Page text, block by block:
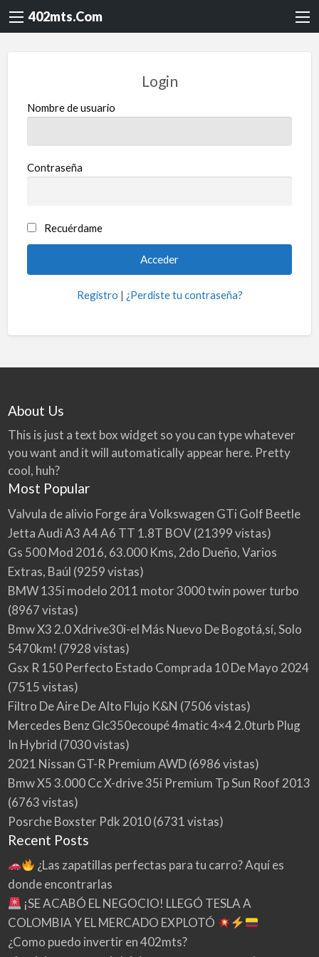
402mts.Com
Login
Nombre de usuario
Contraseña
Recuérdame
Registro | ¿Perdiste tu contraseña?
About Us
This is just a text box widget so you can type whatever
you want and it will automatically appear here. Pretty
cool, huh?
Most Popular
Valvula de alivio Forge ára Volkswagen GTi Golf Beetle
Jetta Audi A3 A4 A6 TT 1.8T BOV(21399 vistas)
Gs 500 Mod 2016, 63.000 Kms, 2do Dueño, Varios
Extras, Baúl (9259 vistas)
BMW 135i modelo 2011 motor 3000 twin power turbo
(8967 vistas)
Bmw X3 2.0 Xdrive30i-el Más Nuevo De Bogotá,sí, Solo
5470km! (7928 vistas)
Gsx R 150 Perfecto Estado Comprada 10 De Mayo 2024
(7515 vistas)
Filtro De Aire De Alto Flujo K&N (7506 vistas)
Mercedes Benz Glc350ecoupé 4matic 4×4 2.0turb Plug
In Hybrid (7030 vistas)
2021 Nissan GT-R Premium AWD(6986 vistas)
Bmw X5 3.000 Cc X-drive 35i Premium Tp Sun Roof 2013
(6763 vistas)
Posrche Boxster Pdk 2010(6731 vistas)
Recent Posts
¿Las zapatillas perfectas para tu carro? Aquí es
donde encontrarlas
¡SE ACABÓ EL NEGOCIO! LLEGÓ TESLA A
COLOMBIA Y EL MERCADO EXPLOTÓ
¿Como puedo invertir en 402mts?